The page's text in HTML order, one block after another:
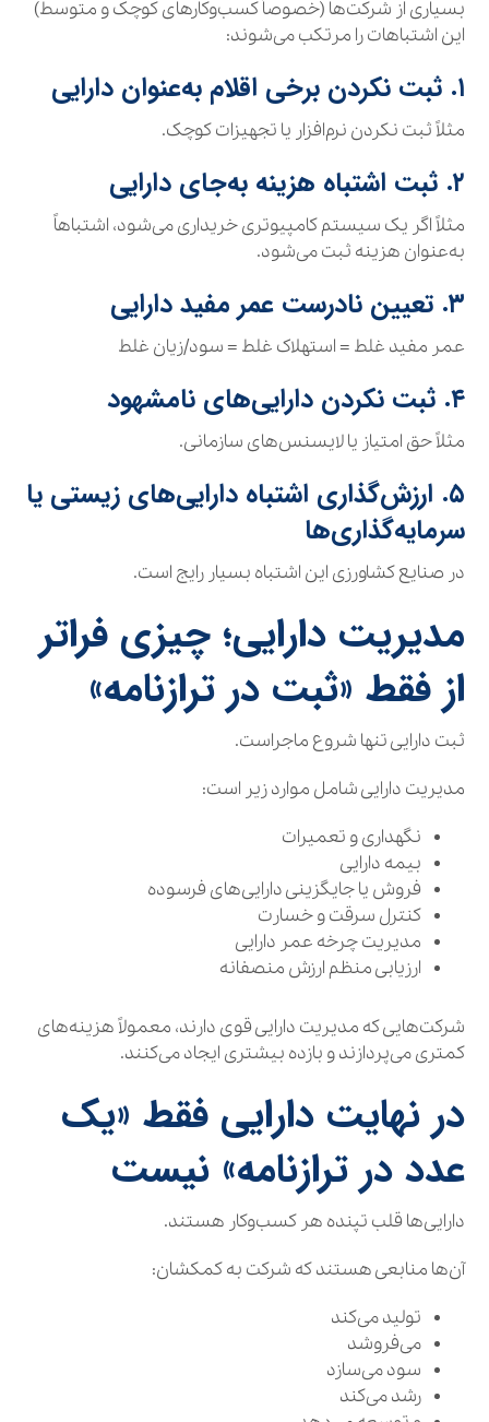
بسیاری از شرکت‌ها (خصوصاً کسب‌وکارهای کوچک و متوسط)
این اشتباهات را مرتکب می‌شوند:
۱. ثبت نکردن برخی اقلام به‌عنوان دارایی
مثلاً ثبت نکردن نرم‌افزار یا تجهیزات کوچک.
۲. ثبت اشتباه هزینه به‌جای دارایی
مثلاً اگر یک سیستم کامپیوتری خریداری می‌شود، اشتباهاً
به‌عنوان هزینه ثبت می‌شود.
۳. تعیین نادرست عمر مفید دارایی
عمر مفید غلط = استهلاک غلط = سود/زیان غلط
۴. ثبت نکردن دارایی‌های نامشهود
مثلاً حق امتیاز یا لایسنس‌های سازمانی.
۵. ارزش‌گذاری اشتباه دارایی‌های زیستی یا
سرمایه‌گذاری‌ها
در صنایع کشاورزی این اشتباه بسیار رایج است.
مدیریت دارایی؛ چیزی فراتر
از فقط «ثبت در ترازنامه»
ثبت دارایی تنها شروع ماجراست.
مدیریت دارایی شامل موارد زیر است:
نگهداری و تعمیرات
بیمه دارایی
فروش یا جایگزینی دارایی‌های فرسوده
کنترل سرقت و خسارت
مدیریت چرخه عمر دارایی
ارزیابی منظم ارزش منصفانه
شرکت‌هایی که مدیریت دارایی قوی دارند، معمولاً هزینه‌های
کمتری می‌پردازند و بازده بیشتری ایجاد می‌کنند.
در نهایت دارایی فقط «یک
عدد در ترازنامه» نیست
دارایی‌ها قلب تپنده هر کسب‌وکار هستند.
آن‌ها منابعی هستند که شرکت به کمکشان:
تولید می‌کند
می‌فروشد
سود می‌سازد
رشد می‌کند